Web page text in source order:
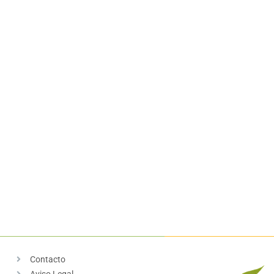
Contacto